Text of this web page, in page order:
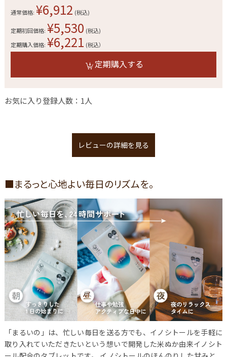
通常価格: ¥6,912 (税込)
定期初回価格: ¥5,530 (税込)
定期購入価格: ¥6,221 (税込）
定期購入する
お気に入り登録人数：1人
レビューの詳細を見る
■まるっと心地よい毎日のリズムを。
「まるいの」は、忙しい毎日を送る方でも、イノシトールを手軽に
取り入れていただきたいという想いで開発した米ぬか由来イノシト